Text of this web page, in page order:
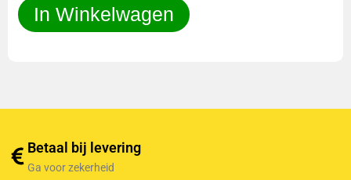
In Winkelwagen
Betaal bij levering
Ga voor zekerheid